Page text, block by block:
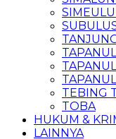
TEBING
TOBA
HUKUM &
LAINNYA